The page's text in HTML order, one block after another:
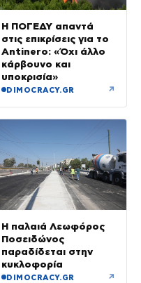
Η ΠΟΓΕΔΥ απαντά
στις επικρίσεις για το
Antinero: «Όχι άλλο
κάρβουνο και
υποκρισία»
DIMOCRACY.GR ↗
Η παλαιά Λεωφόρος
Ποσειδώνος
παραδίδεται στην
κυκλοφορία
DIMOCRACY.GR ↗